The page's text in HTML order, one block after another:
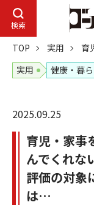
検索
TOP 実用
育
実用
健康・暮
2025.09.25
育児・家事
んでくれ
評価の対象
は…